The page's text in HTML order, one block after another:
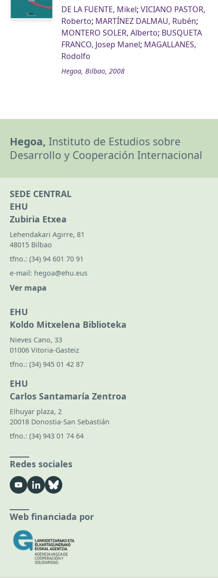
DE LA FUENTE, Mikel; VICIANO PASTOR,
Roberto; MARTÍNEZ DALMAU, Rubén;
MONTERO SOLER, Alberto; BUSQUETA
FRANCO, Josep Manel; MAGALLANES,
Rodolfo
Hegoa, Bilbao, 2008
Hegoa, Instituto de Estudios sobre
Desarrollo y Cooperación Internacional
SEDE CENTRAL
EHU
Zubiria Etxea
Lehendakari Agirre, 81
48015 Bilbao
tfno.: (34) 94 601 70 91
e-mail: hegoa@ehu.eus
Ver mapa
EHU
Koldo Mitxelena Biblioteka
Nieves Cano, 33
01006 Vitoria-Gasteiz
tfno.: (34) 945 01 42 87
EHU
Carlos Santamaría Zentroa
Elhuyar plaza, 2
20018 Donostia-San Sebastián
tfno.: (34) 943 01 74 64
Redes sociales
Web financiada por